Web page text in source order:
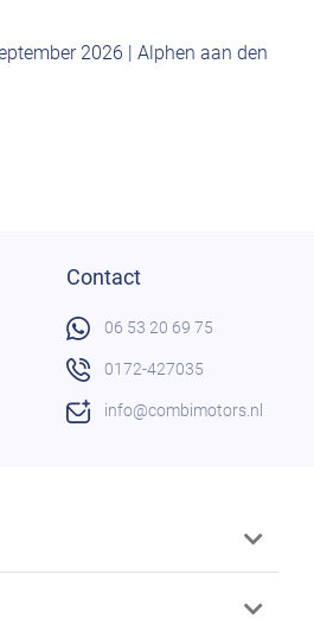
2026 | Alphen aan den
Contact
06 53 20 69 75
0172-427035
info@combimotors.nl